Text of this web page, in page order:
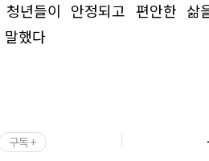
년들이 안정되고 편안한
했다
구독 +